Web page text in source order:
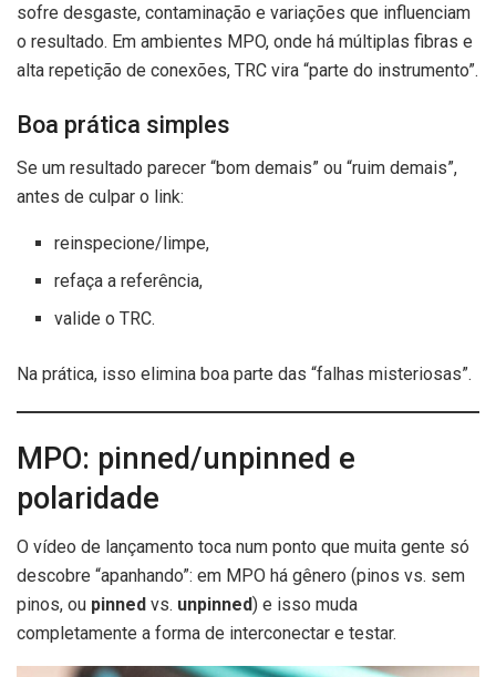
sofre desgaste, contaminação e variações que influenciam
o resultado. Em ambientes MPO, onde há múltiplas fibras e
alta repetição de conexões, TRC vira “parte do instrumento”.
Boa prática simples
Se um resultado parecer “bom demais” ou “ruim demais”,
antes de culpar o link:
reinspecione/limpe,
refaça a referência,
valide o TRC.
Na prática, isso elimina boa parte das “falhas misteriosas”.
MPO: pinned/unpinned e
polaridade
O vídeo de lançamento toca num ponto que muita gente só
descobre “apanhando”: em MPO há gênero (pinos vs. sem
pinos, ou pinned vs. unpinned) e isso muda
completamente a forma de interconectar e testar.